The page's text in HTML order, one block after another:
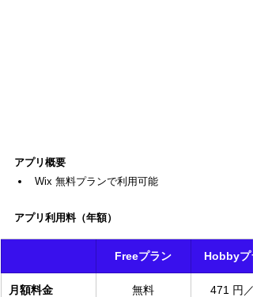
アプリ概要
Wix 無料プランで利用可能
アプリ利用料（年額）
Freeプラン Hobbyプ
月額料金 無料 471 円／